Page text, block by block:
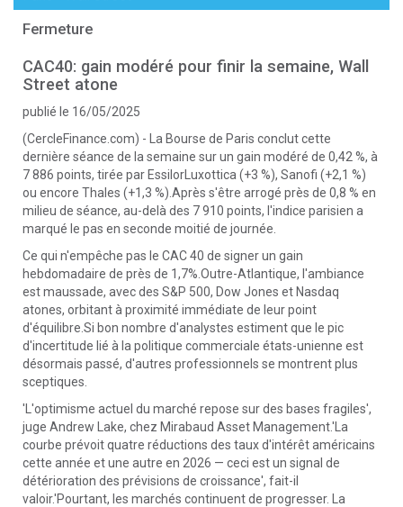
Fermeture
CAC40: gain modéré pour finir la semaine, Wall
Street atone
publié le 16/05/2025
(CercleFinance.com) - La Bourse de Paris conclut cette
dernière séance de la semaine sur un gain modéré de 0,42 %, à
7 886 points, tirée par EssilorLuxottica (+3 %), Sanofi (+2,1 %)
ou encore Thales (+1,3 %).Après s'être arrogé près de 0,8 % en
milieu de séance, au-delà des 7 910 points, l'indice parisien a
marqué le pas en seconde moitié de journée.
Ce qui n'empêche pas le CAC 40 de signer un gain
hebdomadaire de près de 1,7%.Outre-Atlantique, l'ambiance
est maussade, avec des S&P 500, Dow Jones et Nasdaq
atones, orbitant à proximité immédiate de leur point
d'équilibre.Si bon nombre d'analystes estiment que le pic
d'incertitude lié à la politique commerciale états-unienne est
désormais passé, d'autres professionnels se montrent plus
sceptiques.
'L'optimisme actuel du marché repose sur des bases fragiles',
juge Andrew Lake, chez Mirabaud Asset Management.'La
courbe prévoit quatre réductions des taux d'intérêt américains
cette année et une autre en 2026 — ceci est un signal de
détérioration des prévisions de croissance', fait-il
valoir.'Pourtant, les marchés continuent de progresser. La